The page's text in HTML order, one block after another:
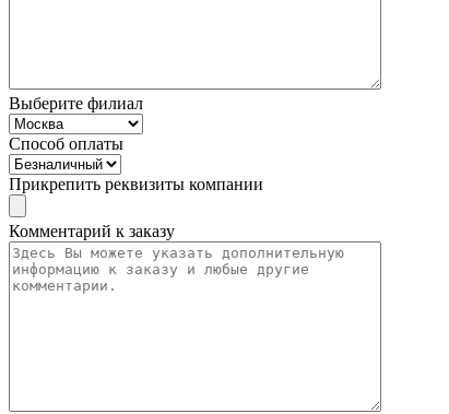
Выберите филиал
Способ оплаты
Прикрепить реквизиты компании
Комментарий к заказу